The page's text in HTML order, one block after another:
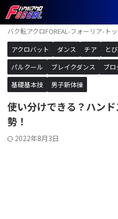
バク転アクロFOREAL-フォーリア-ト
アクロバット
ダンス チア と
パルクール
ブレイクダンス ブロ
基礎基本技
男子新体操
使い分けできる？ハン
勢！
2022年8月3日